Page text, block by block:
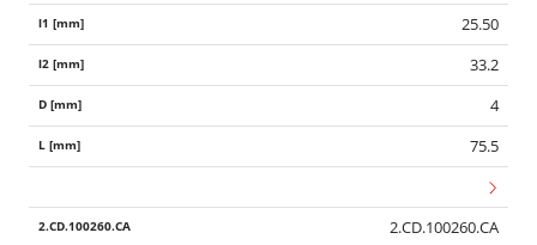
25.50
33.2
4
75.5
2.CD.100260.CA